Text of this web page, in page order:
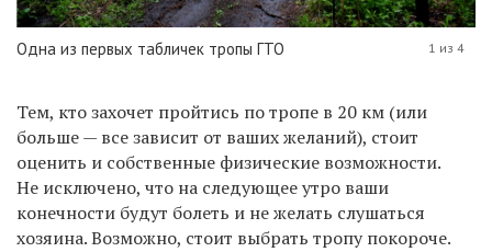
Одна из первых табличек тропы ГТО 1 из 4
Тем, кто захочет пройтись по тропе в 20 км (или
больше — все зависит от ваших желаний), стоит
оценить и собственные физические возможности.
Не исключено, что на следующее утро ваши
конечности будут болеть и не желать слушаться
хозяина. Возможно, стоит выбрать тропу покороче.